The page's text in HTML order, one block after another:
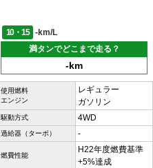
10・15
-km/L
満タンでどこまで走る？
-km
使用燃料
エンジン
レギュラー
ガソリン
駆動方式 4WD
過給器（ターボ） -
燃費性能
H22年度燃費基準
+5%達成